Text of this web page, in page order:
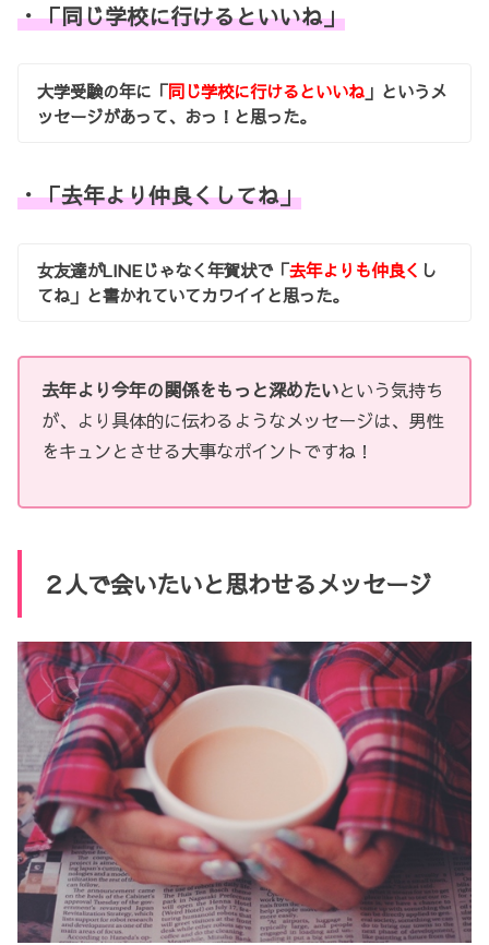
・「同じ学校に行けるといいね」
大学受験の年に「同じ学校に行けるといいね 」というメ
ッセージがあって、おっ！と思った。
・「去年より仲良くしてね」
女友達がLINEじゃなく年賀状で「去年よりも仲良く し
てね」と書かれていてカワイイと思った。
去年より今年の関係をもっと深めたいという気持ち
が、より具体的に伝わるようなメッセージは、男性
をキュンとさせる大事なポイントですね！
２人で会いたいと思わせるメッセージ